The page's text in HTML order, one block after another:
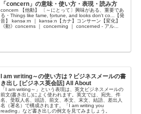
「concern」の意味・使い方・表現・読み方
concern 【他動】 〔～にとって〕興味がある、重要であ
る・Things like fame, fortune, and looks don't co...【発
音】 kənsə́ːrn ｜ kənsə́ːn【カナ】コンサーン【変化】
《動》concerns ｜ concerning ｜ concerned - アル...
I am writing～の使い方は？ビジネスメールの書
き出し [ビジネス英会話] All About
「I am writing～」という表現は、英文ビジネスメールの
前文(書き出し)によく使われます。英文では、宛先、件
名、受取人名、頭語、前文、本文、末文、結語、差出人
名（署名）で構成されます。「I am writing you
reading」など書き出しの例文を見てみましょう。